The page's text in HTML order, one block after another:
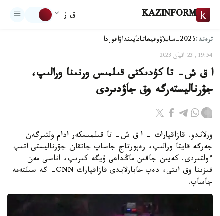
KAZINFORM ق ز
ترەند:2026-سايلاۋ وقيعاتاعايىنداۋاقوردا
19:54, 23 اقپان 2023
ا ق ش- تا كۇدىكتى قىلمىس ورنىنا ورالىپ،
جۋرناليستەرگە وق جاۋدىردى
ورلاندو. قازاقپارات – ا ق ش- تا قىلمىسكەر ادام ولتىرگەن
جەرگە قايتا ورالىپ، رەپورتاج جاساپ جاتقان جۋرناليستى اتىپ
ءولتىردى. كەيىن جاقىن ماڭداعى ۇيگە كىرىپ، اناسى مەن
قىزىنا وق اتتى، دەپ حابارلايدى قازاقپارات CNN- گە سىلتەمە
جاساپ.